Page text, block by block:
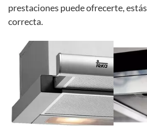
prestaciones puede ofrecerte,
correcta.